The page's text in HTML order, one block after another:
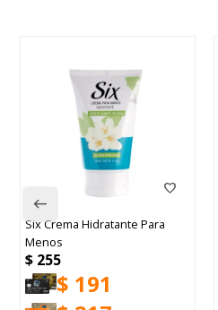
Six Crema Hidratante Para
Menos
$ 255
$ 191